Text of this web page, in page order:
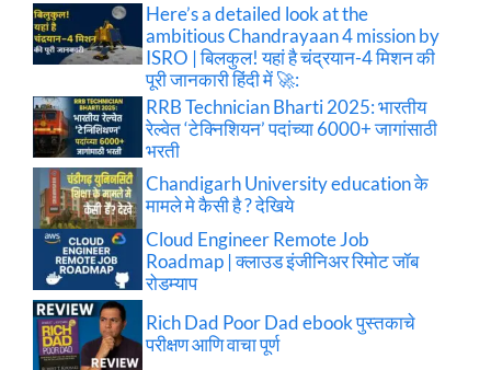
Here’s a detailed look at the
ambitious Chandrayaan 4 mission by
ISRO | बिलकुल! यहां है चंद्रयान-4 मिशन की
पूरी जानकारी हिंदी में 🚀:
RRB Technician Bharti 2025: भारतीय
रेल्वेत ‘टेक्निशियन’ पदांच्या 6000+ जागांसाठी
भरती
Chandigarh University education के
मामले मे कैसी है ? देखिये
Cloud Engineer Remote Job
Roadmap | क्लाउड इंजीनिअर रिमोट जॉब
रोडम्याप
Rich Dad Poor Dad ebook पुस्तकाचे
परीक्षण आणि वाचा पूर्ण